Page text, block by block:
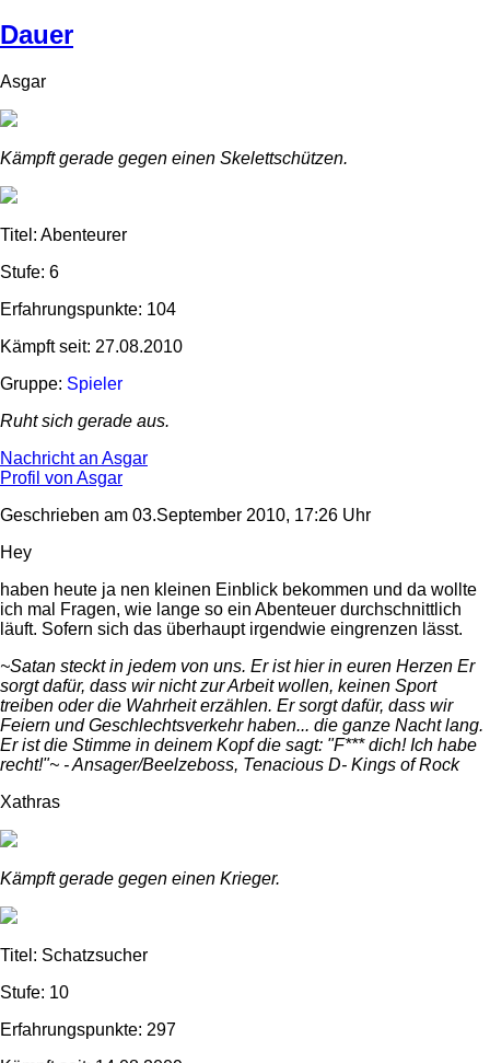
Dauer
Asgar
Kämpft gerade gegen einen Skelettschützen.
Titel: Abenteurer
Stufe: 6
Erfahrungspunkte: 104
Kämpft seit: 27.08.2010
Gruppe: Spieler
Ruht sich gerade aus.
Nachricht an Asgar
Profil von Asgar
Geschrieben am 03.September 2010, 17:26 Uhr
Hey
haben heute ja nen kleinen Einblick bekommen und da wollte
ich mal Fragen, wie lange so ein Abenteuer durchschnittlich
läuft. Sofern sich das überhaupt irgendwie eingrenzen lässt.
~Satan steckt in jedem von uns. Er ist hier in euren Herzen Er
sorgt dafür, dass wir nicht zur Arbeit wollen, keinen Sport
treiben oder die Wahrheit erzählen. Er sorgt dafür, dass wir
Feiern und Geschlechtsverkehr haben... die ganze Nacht lang.
Er ist die Stimme in deinem Kopf die sagt: "F*** dich! Ich habe
recht!"~ - Ansager/Beelzeboss, Tenacious D- Kings of Rock
Xathras
Kämpft gerade gegen einen Krieger.
Titel: Schatzsucher
Stufe: 10
Erfahrungspunkte: 297